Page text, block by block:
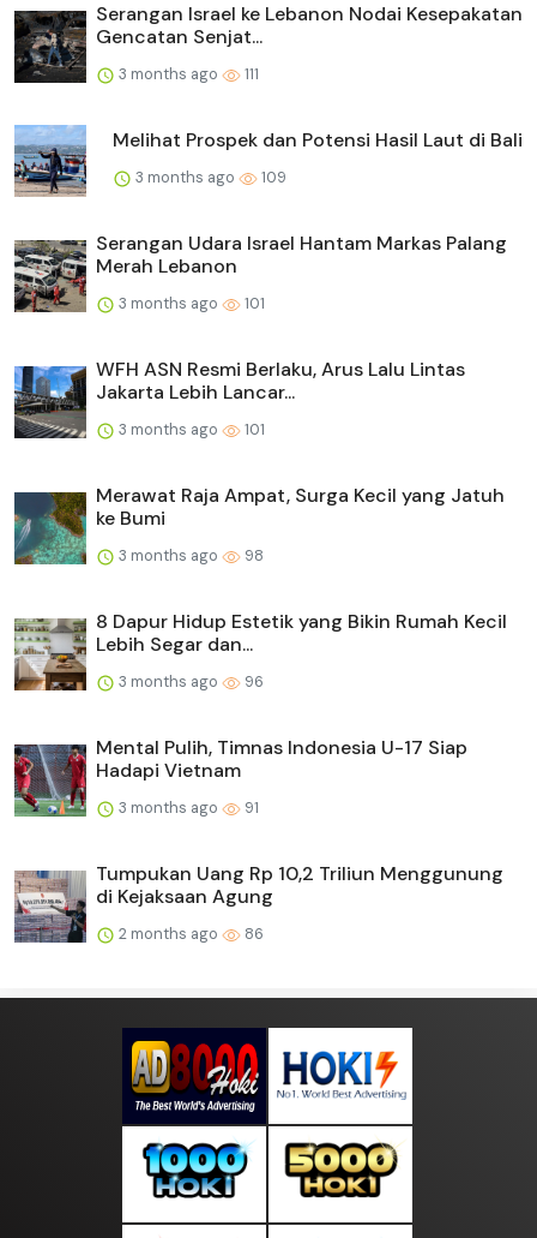
Serangan Israel ke Lebanon Nodai Kesepakatan
Gencatan Senjat...
3 months ago 111
Melihat Prospek dan Potensi Hasil Laut di Bali
3 months ago 109
Serangan Udara Israel Hantam Markas Palang
Merah Lebanon
3 months ago 101
WFH ASN Resmi Berlaku, Arus Lalu Lintas
Jakarta Lebih Lancar...
3 months ago 101
Merawat Raja Ampat, Surga Kecil yang Jatuh
ke Bumi
3 months ago 98
8 Dapur Hidup Estetik yang Bikin Rumah Kecil
Lebih Segar dan...
3 months ago 96
Mental Pulih, Timnas Indonesia U-17 Siap
Hadapi Vietnam
3 months ago 91
Tumpukan Uang Rp 10,2 Triliun Menggunung
di Kejaksaan Agung
2 months ago 86